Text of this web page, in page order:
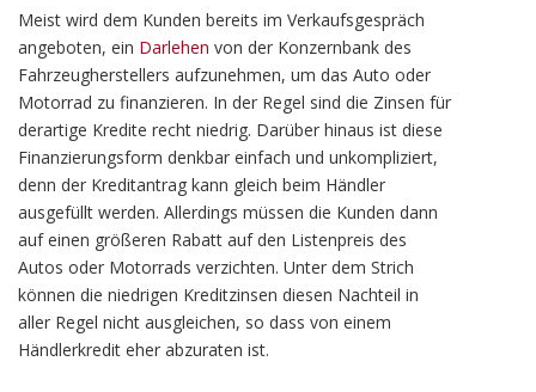
Meist wird dem Kunden bereits im Verkaufsgespräch
angeboten, ein Darlehen von der Konzernbank des
Fahrzeugherstellers aufzunehmen, um das Auto oder
Motorrad zu finanzieren. In der Regel sind die Zinsen für
derartige Kredite recht niedrig. Darüber hinaus ist diese
Finanzierungsform denkbar einfach und unkompliziert,
denn der Kreditantrag kann gleich beim Händler
ausgefüllt werden. Allerdings müssen die Kunden dann
auf einen größeren Rabatt auf den Listenpreis des
Autos oder Motorrads verzichten. Unter dem Strich
können die niedrigen Kreditzinsen diesen Nachteil in
aller Regel nicht ausgleichen, so dass von einem
Händlerkredit eher abzuraten ist.